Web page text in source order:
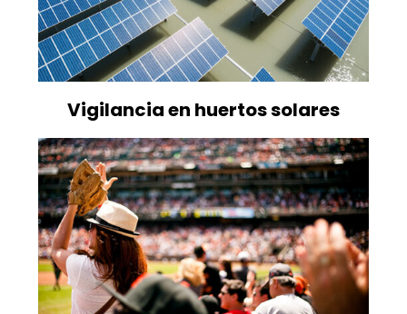
Vigilancia en huertos solares